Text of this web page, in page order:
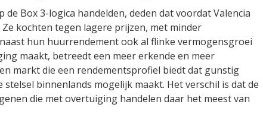
Box 3-logica handelden, deden dat voordat Valencia
kochten tegen lagere prijzen, met minder
hun huurrendement ook al flinke vermogensgroei
maakt, betreedt een meer erkende en meer
markt die een rendementsprofiel biedt dat gunstig
binnenlands mogelijk maakt. Het verschil is dat de
die met overtuiging handelen daar het meest van